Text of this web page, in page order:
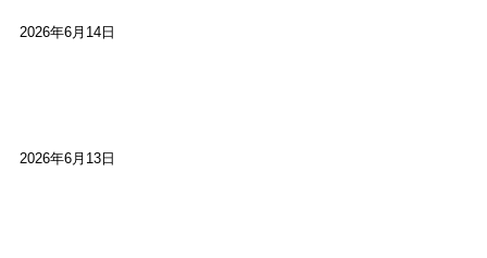
2026年6月14日
2026年6月13日